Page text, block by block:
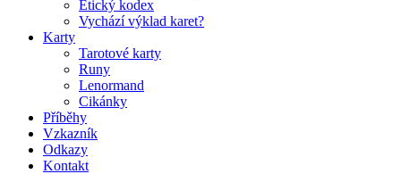
Etický kodex
Vychází výklad karet?
Karty
Tarotové karty
Runy
Lenormand
Cikánky
Příběhy
Vzkazník
Odkazy
Kontakt